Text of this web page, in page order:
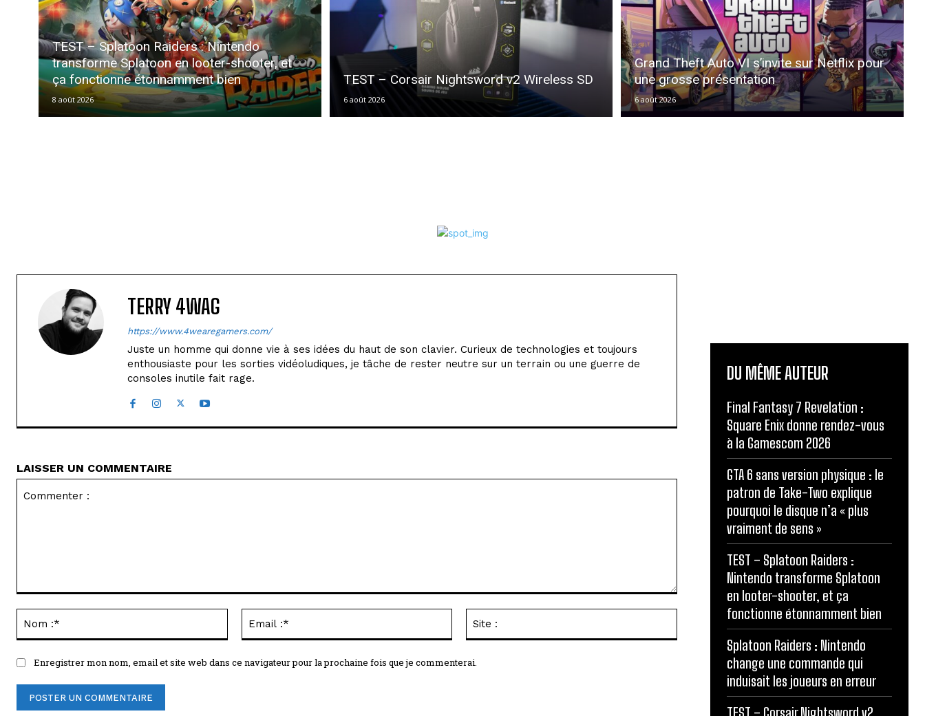
TEST – Splatoon Raiders : Nintendo
transforme Splatoon en looter-shooter, et
ça fonctionne étonnamment bien
8 août 2026
TEST – Corsair Nightsword v2 Wireless SD
6 août 2026
Grand Theft Auto VI s’invite sur Netflix pour
une grosse présentation
6 août 2026
TERRY 4WAG
https://www.4wearegamers.com/
Juste un homme qui donne vie à ses idées du haut de son clavier. Curieux de technologies et toujours
enthousiaste pour les sorties vidéoludiques, je tâche de rester neutre sur un terrain ou une guerre de
consoles inutile fait rage.
LAISSER UN COMMENTAIRE
Enregistrer mon nom, email et site web dans ce navigateur pour la prochaine fois que je commenterai.
DU MÊME AUTEUR
Final Fantasy 7 Revelation :
Square Enix donne rendez-vous
à la Gamescom 2026
GTA 6 sans version physique : le
patron de Take-Two explique
pourquoi le disque n’a « plus
vraiment de sens »
TEST – Splatoon Raiders :
Nintendo transforme Splatoon
en looter-shooter, et ça
fonctionne étonnamment bien
Splatoon Raiders : Nintendo
change une commande qui
induisait les joueurs en erreur
TEST – Corsair Nightsword v2